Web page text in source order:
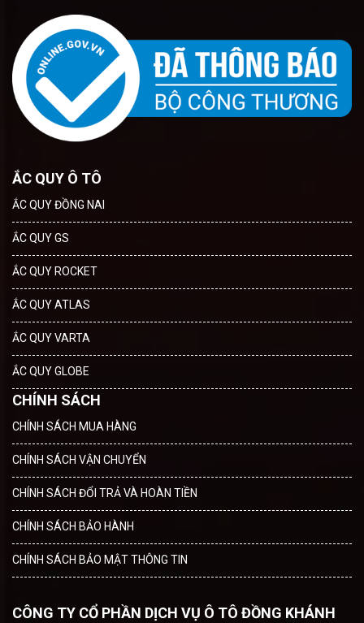
ẮC QUY Ô TÔ
ẮC QUY ĐỒNG NAI
ẮC QUY GS
ẮC QUY ROCKET
ẮC QUY ATLAS
ẮC QUY VARTA
ẮC QUY GLOBE
CHÍNH SÁCH
CHÍNH SÁCH MUA HÀNG
CHÍNH SÁCH VẬN CHUYỂN
CHÍNH SÁCH ĐỔI TRẢ VÀ HOÀN TIỀN
CHÍNH SÁCH BẢO HÀNH
CHÍNH SÁCH BẢO MẬT THÔNG TIN
CÔNG TY CỔ PHẦN DỊCH VỤ Ô TÔ ĐỒNG KHÁNH